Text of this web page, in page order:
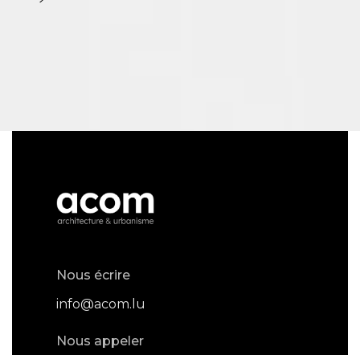
Nous écrire
info@acom.lu
Nous appeler